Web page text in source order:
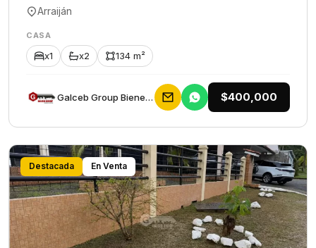
Arraiján
CASA
x1 x2 134 m²
Galceb Group Bienes Raices $400,000
Destacada En Venta